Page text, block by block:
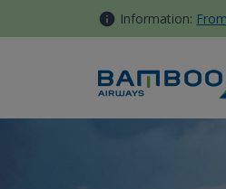
Information:
Bamboo 선물 -